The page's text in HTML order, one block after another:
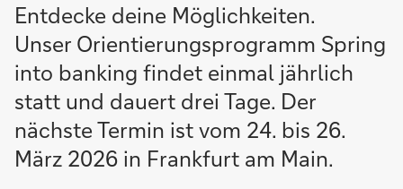
Entdecke deine Möglichkeiten.
Unser Orientierungsprogramm Spring
into banking findet einmal jährlich
statt und dauert drei Tage. Der
nächste Termin ist vom 24. bis 26.
März 2026 in Frankfurt am Main.